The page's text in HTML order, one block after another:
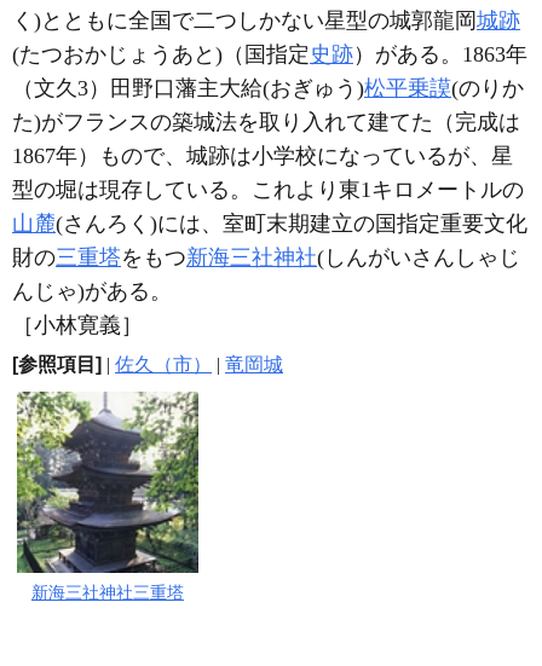
く)とともに全国で二つしかない星型の城郭龍岡城跡
(たつおかじょうあと)（国指定 史跡）がある。1863年
（文久3）田野口藩主大給(おぎゅう)松平乗謨(のりか
た)がフランスの築城法を取り入れて建てた（完成は
1867年）もので、城跡は小学校になっているが、星
型の堀は現存している。これより東1キロメートルの
山麓(さんろく)には、室町末期建立の国指定重要文化
財の三重塔をもつ新海三社神社(しんがいさんしゃじ
んじゃ)がある。
［小林寛義］
[参照項目] | 佐久（市） | 竜岡城
新海三社神社三重塔